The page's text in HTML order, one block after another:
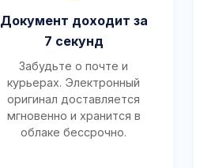
Документ доходит за
7 секунд
Забудьте о почте и
курьерах. Электронный
оригинал доставляется
мгновенно и хранится в
облаке бессрочно.